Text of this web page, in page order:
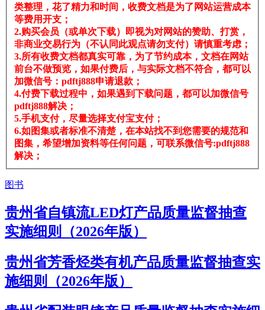
类整理，花了精力和时间，收费文档是为了网站运营成本
等费用开支；
2.购买会员（或单次下载）即视为对网站的赞助、打赏，
非商业交易行为（不认同此观点请勿支付）请慎重考虑；
3.所有收费文档都真实可靠，为了节约成本，文档在网站
前台不做预览，如果付费后，与实际文档不符合，都可以
加微信号：pdftj888申请退款；
4.付费下载过程中，如果遇到下载问题，都可以加微信号
pdftj888解决；
5.手机支付，尽量选择支付宝支付；
6.如图集或者标准不清楚，在本站找不到您需要的规范和
图集，希望增加资料等任何问题，可联系微信号:pdftj888
解决；
图书
贵州省自镇流LED灯产品质量监督抽查
实施细则（2026年版）
贵州省芳香烃类有机产品质量监督抽查实
施细则（2026年版）